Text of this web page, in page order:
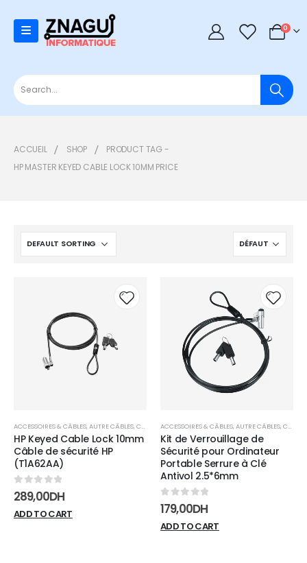
0 0
ACCUEIL SHOP
PRODUCT TAG -
HP MASTER KEYED CABLE LOCK 10MM PRICE
wishlist
ACCESSOIRES & CÂBLES, AUTRE CÂBLES,CÂBLES
HP Keyed Cable Lock 10mm
Câble de sécurité HP
(T1A62AA)
0sur 5
289,00DH
ADD TO CART
Add
ACCESSOIRES & CÂBLES, AUTRE CÂBLES,CÂBLES
Kit de Verrouillage de
Sécurité pour Ordinateur
Portable Serrure à Clé
Antivol 2.5*6mm
0sur 5
179,00DH
ADD TO CART